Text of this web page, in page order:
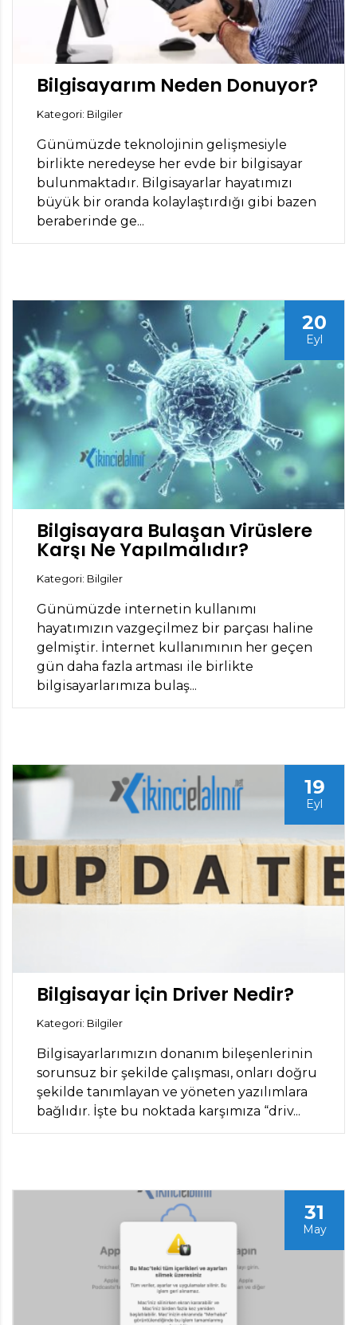
Bilgisayarım Neden Donuyor?
Kategori: Bilgiler
Günümüzde teknolojinin gelişmesiyle
birlikte neredeyse her evde bir bilgisayar
bulunmaktadır. Bilgisayarlar hayatımızı
büyük bir oranda kolaylaştırdığı gibi bazen
beraberinde ge...
20
Eyl
Bilgisayara Bulaşan Virüslere
Karşı Ne Yapılmalıdır?
Kategori: Bilgiler
Günümüzde internetin kullanımı
hayatımızın vazgeçilmez bir parçası haline
gelmiştir. İnternet kullanımının her geçen
gün daha fazla artması ile birlikte
bilgisayarlarımıza bulaş...
19
Eyl
Bilgisayar İçin Driver Nedir?
Kategori: Bilgiler
Bilgisayarlarımızın donanım bileşenlerinin
sorunsuz bir şekilde çalışması, onları doğru
şekilde tanımlayan ve yöneten yazılımlara
bağlıdır. İşte bu noktada karşımıza “driv...
31
May